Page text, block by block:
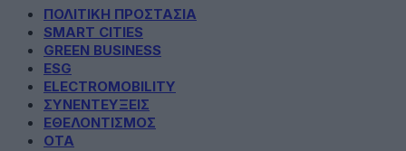
ΠΟΛΙΤΙΚΗ ΠΡΟΣΤΑΣΙΑ
SMART CITIES
GREEN BUSINESS
ESG
ELECTROMOBILITY
ΣΥΝΕΝΤΕΥΞΕΙΣ
ΕΘΕΛΟΝΤΙΣΜΟΣ
ΟΤΑ